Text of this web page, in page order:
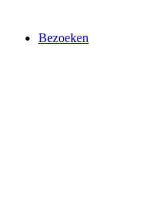
Bezoeken